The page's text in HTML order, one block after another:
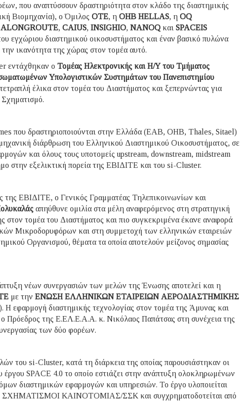
που αναπτύσσουν δραστηριότητα στον κλάδο της διαστημικής
Βιομηχανία), ο Όμιλος ΟΤΕ, η ΟΗΒ HELLAS, η OQ
ALONGROUTE, CAIUS, INSIGHIO, NANOQ και SPACEIS
εγχώριου διαστημικού οικοσυστήματος και έναν βασικό πυλώνα
ικανότητα της χώρας στον τομέα αυτό.
εντάχθηκαν ο Τομέας Ηλεκτρονικής και Η/Υ του Τμήματος
Υπολογιστικών Συστημάτων του Πανεπιστημίου
έλικα στον τομέα του Διαστήματος και ξεπερνώντας για
που δραστηριοποιούνται στην Ελλάδα (EAB, ΟΗΒ, Thales, Sitael)
διάρθρωση του Ελληνικού Διαστημικού Οικοσυστήματος, σε
και όλους τους υποτομείς upstream, downstream, midstream
στην εξελικτική πορεία της ΕΒΙΔΙΤΕ και του si-Cluster.
της ΕΒΙΔΙΤΕ, ο Γενικός Γραμματέας Τηλεπικοινωνίων και
απηύθυνε ομιλία στα μέλη αναφερόμενος στη στρατηγική
τομέα του Διαστήματος και πιο συγκεκριμένα έκανε αναφορά
Μικροδορυφόρων και στη συμμετοχή των ελληνικών εταιρειών
Οργανισμού, θέματα τα οποία αποτελούν μείζονος σημασίας
νέων συνεργασιών των μελών της Ένωσης αποτελεί και η
με την ΕΝΩΣΗ ΕΛΛΗΝΙΚΩΝ ΕΤΑΙΡΕΙΩΝ ΑΕΡΟΔΙΑΣΤΗΜΙΚΗΣ
εφαρμογή διαστημικής τεχνολογίας στον τομέα της Άμυνας και
Πρόεδρος της Ε.ΕΛ.Ε.Α.Α. κ. Νικόλαος Παπάτσας στη συνέχεια της
των δύο φορέων.
του si-Cluster, κατά τη διάρκεια της οποίας παρουσιάστηκαν οι
έργου SPACE 4.0 το οποίο εστιάζει στην ανάπτυξη ολοκληρωμένων
διαστημικών εφαρμογών και υπηρεσιών. Το έργο υλοποιείται
ΣΧΗΜΑΤΙΣΜΟΙ ΚΑΙΝΟΤΟΜΙΑΣ/ΣΣΚ και συγχρηματοδοτείται από